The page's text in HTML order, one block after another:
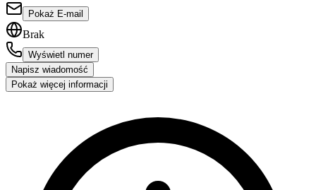
Pokaż E-mail
Brak
Wyświetl numer
Napisz wiadomość
Pokaż więcej informacji